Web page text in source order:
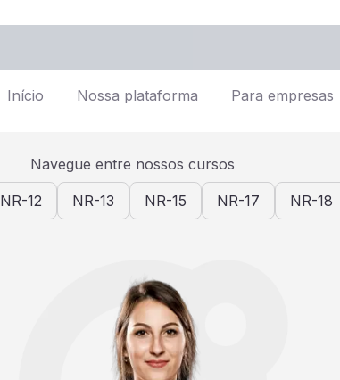
Início Nossa plataforma Para empresas
Navegue entre nossos cursos
NR-12 NR-13 NR-15 NR-17 NR-18